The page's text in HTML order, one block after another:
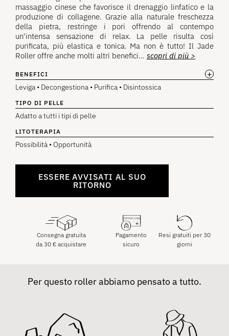
recensioni
dei clienti
massaggio cinese che favorisce il drenaggio linfatico e la
produzione di collagene. Grazie alla naturale freschezza
della pietra, restringe i pori offrendo al contempo
un'intensa sensazione di relax. La pelle risulta così
purificata, più elastica e tonica. Ma non è tutto! Il Jade
Roller offre anche molti altri benefici… scopri di più >
BENEFICI +
Leviga • Decongestiona • Purifica • Disintossica
TIPO DI PELLE
Adatto a tutti i tipi di pelle
LITOTERAPIA
Possibilità • Opportunità
ESSERE AVVISATI AL SUO
RITORNO
Consegna gratuita
da30€ acquistare
Pagamento
sicuro
Resi gratuiti per 30
giorni
Per questo roller abbiamo pensato a tutto.